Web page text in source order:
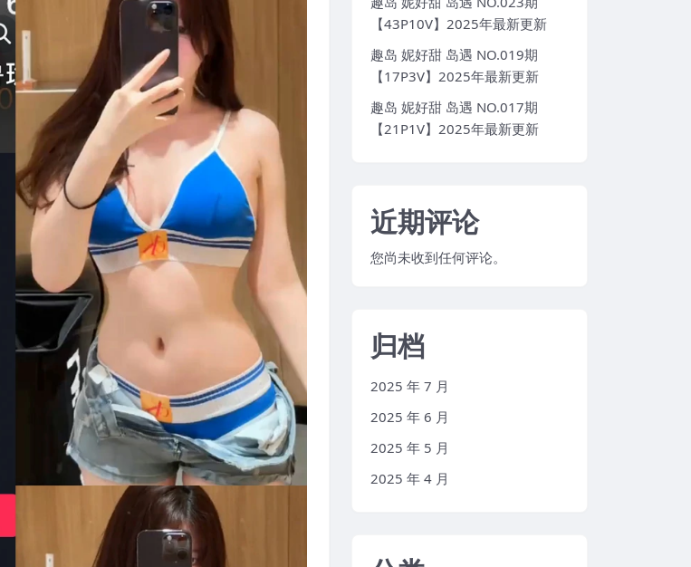
【43P10V】2025年最新更新
趣岛 妮好甜 岛遇 NO.019期
【17P3V】2025年最新更新
趣岛 妮好甜 岛遇 NO.017期
【21P1V】2025年最新更新
近期评论
您尚未收到任何评论。
归档
2025 年 7 月
2025 年 6 月
2025 年 5 月
2025 年 4 月